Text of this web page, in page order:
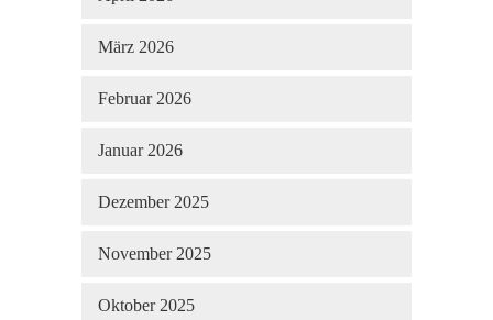
März 2026
Februar 2026
Januar 2026
Dezember 2025
November 2025
Oktober 2025